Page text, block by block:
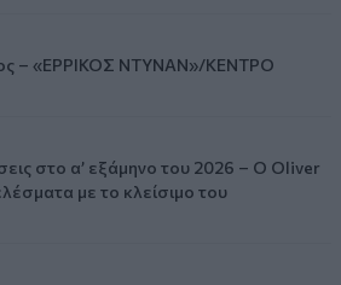
– «ΕΡΡΙΚΟΣ ΝΤΥΝΑΝ»/ΚΕΝΤΡΟ
στο α’ εξάμηνο του 2026 – Ο Oliver
με το κλείσιμο του